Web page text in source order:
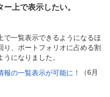
上で表示したい。
で一覧表示できるようになるほ
、ポートフォリオに占める割
になりました。
の一覧表示が可能に！
（6月